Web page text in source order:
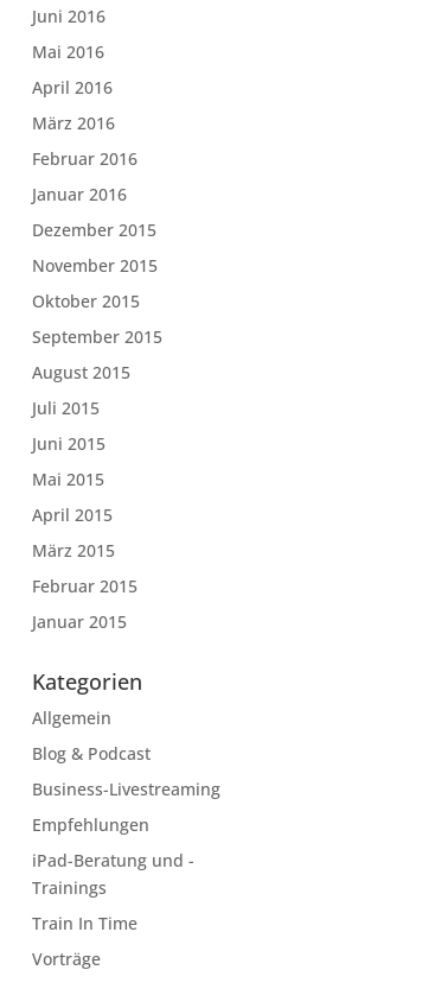
Juni 2016
Mai 2016
April 2016
März 2016
Februar 2016
Januar 2016
Dezember 2015
November 2015
Oktober 2015
September 2015
August 2015
Juli 2015
Juni 2015
Mai 2015
April 2015
März 2015
Februar 2015
Januar 2015
Kategorien
Allgemein
Blog & Podcast
Business-Livestreaming
Empfehlungen
iPad-Beratung und -
Trainings
Train In Time
Vorträge